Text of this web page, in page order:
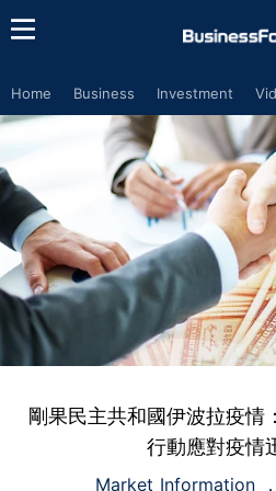
Home Business Investment
剛果民主共和國伊波拉疫情
行動應對疫情
Market Information